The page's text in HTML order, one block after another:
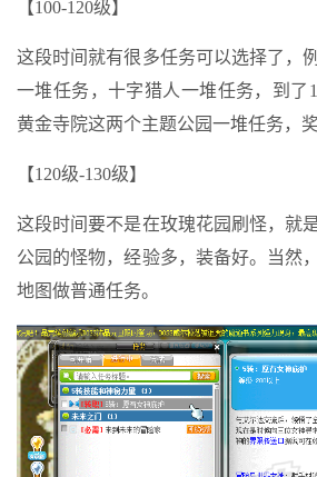
【100-120级】
这段时间就有很多任务可以选择了，
一堆任务，十字猎人一堆任务，到了
黄金寺院这两个主题公园一堆任务，
【120级-130级】
这段时间要不是在玫瑰花园刷怪，就
公园的怪物，经验多，装备好。当然
地图做普通任务。